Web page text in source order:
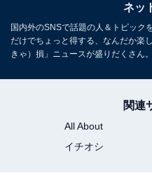
ネッ
国内外のSNSで話題の人＆トピック
だけでちょっと得する、なんだか楽
きゃ）損」ニュースが盛りだくさん。
関連
All About
イチオシ